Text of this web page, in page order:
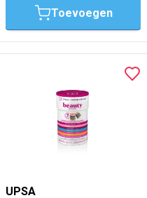
Toevoegen
UPSA